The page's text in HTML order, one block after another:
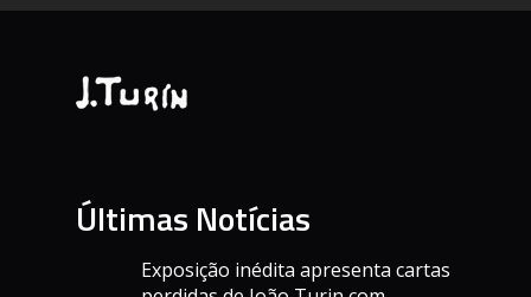
Últimas Notícias
Exposição inédita apresenta cartas